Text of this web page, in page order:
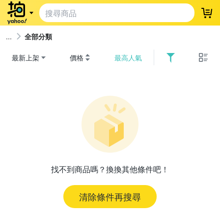
登
全部分類
最新上架 價格 最高人氣
找不到商品嗎？換換其他條件吧！
清除條件再搜尋